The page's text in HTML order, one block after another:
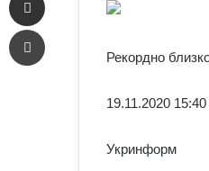
Рекордно
19.11.2020 15:40
Укринформ